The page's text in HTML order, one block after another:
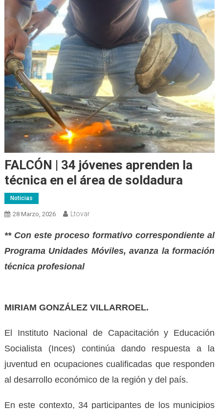
FALCÓN | 34 jóvenes aprenden la
técnica en el área de soldadura
Noticias
28 Marzo, 2026 Ltovar
** Con este proceso formativo correspondiente al
Programa Unidades Móviles, avanza la formación
técnica profesional
MIRIAM GONZÁLEZ VILLARROEL.
El Instituto Nacional de Capacitación y Educación
Socialista (Inces) continúa dando respuesta a la
juventud en ocupaciones cualificadas que responden
al desarrollo económico de la región y del país.
En este contexto, 34 participantes de los municipios